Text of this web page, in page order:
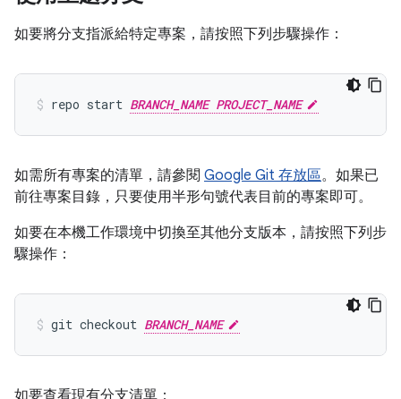
如要將分支指派給特定專案，請按照下列步驟操作：
repo start BRANCH_NAME PROJECT_NAME
如需所有專案的清單，請參閱 Google Git 存放區。如果已
前往專案目錄，只要使用半形句號代表目前的專案即可。
如要在本機工作環境中切換至其他分支版本，請按照下列步
驟操作：
git checkout BRANCH_NAME
如要查看現有分支清單：